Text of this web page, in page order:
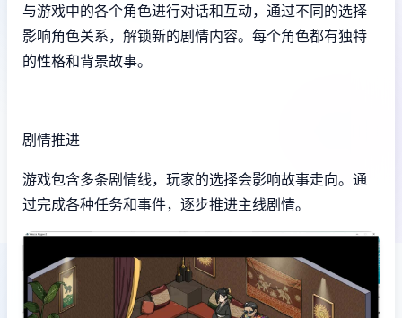
与游戏中的各个角色进行对话和互动，通过不同的选择
影响角色关系，解锁新的剧情内容。每个角色都有独特
的性格和背景故事。
剧情推进
游戏包含多条剧情线，玩家的选择会影响故事走向。通
过完成各种任务和事件，逐步推进主线剧情。